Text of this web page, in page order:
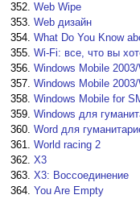
Web Wipe
Web дизайн
What Do You Know
Wi-Fi: все, что вы
Windows Mobile
Windows Mobile
Windows Mobile for
Windows для
Word для
World racing 2
X3
X3: Воссоединение
You Are Empty